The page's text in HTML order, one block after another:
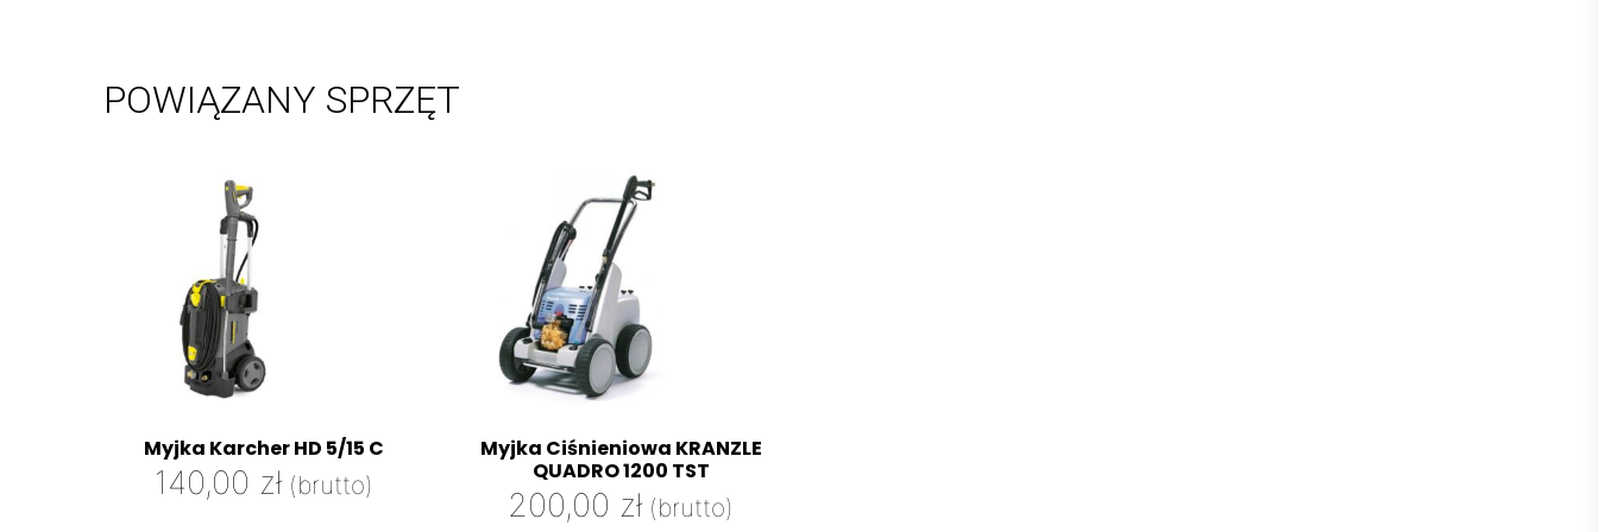
POWIĄZANY SPRZĘT
Myjka Karcher HD 5/15 C
140,00 zł (brutto)
Myjka Ciśnieniowa KRANZLE
QUADRO 1200 TST
200,00 zł (brutto)